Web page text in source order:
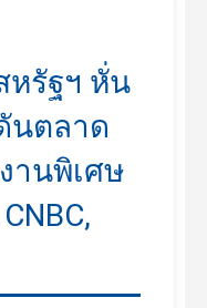
หรัฐฯ หั่น
นตลาด
านพิเศษ